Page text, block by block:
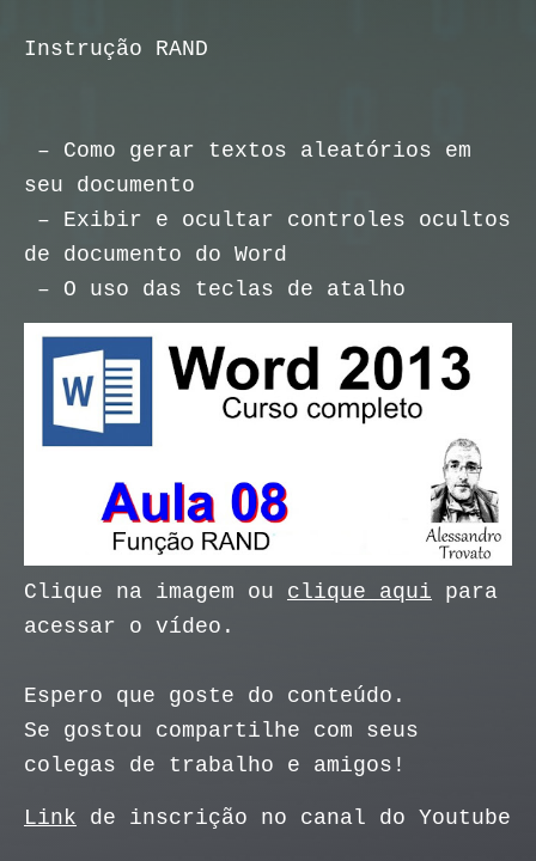
Instrução RAND
– Como gerar textos aleatórios em
seu documento
– Exibir e ocultar controles ocultos
de documento do Word
– O uso das teclas de atalho
Clique na imagem ou clique aqui para
acessar o vídeo.
Espero que goste do conteúdo.
Se gostou compartilhe com seus
colegas de trabalho e amigos!
Link de inscrição no canal do Youtube